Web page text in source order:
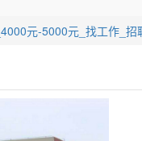
元-5000元_找工作_招